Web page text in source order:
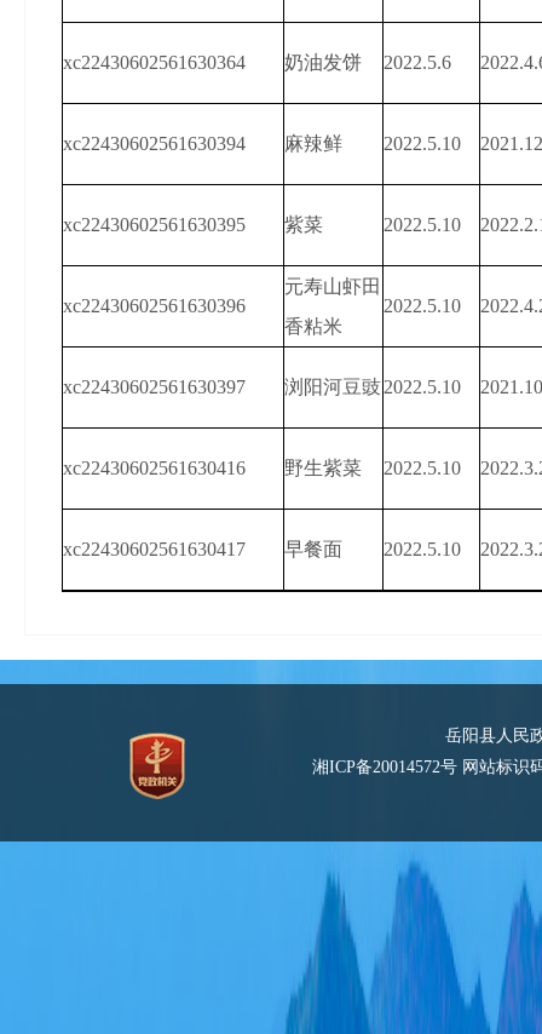
xc22430602561630364 奶油发饼 2022.5.6
xc22430602561630394 麻辣鲜 2022.5.10
xc22430602561630395 紫菜 2022.5.10
xc22430602561630396
元寿山虾田
香粘米
2022.5.10
xc22430602561630397 浏阳河豆豉2022.5.10
xc22430602561630416 野生紫菜 2022.5.10
xc22430602561630417 早餐面 2022.5.10
岳阳县人民
湘ICP备20014572号 网站标识